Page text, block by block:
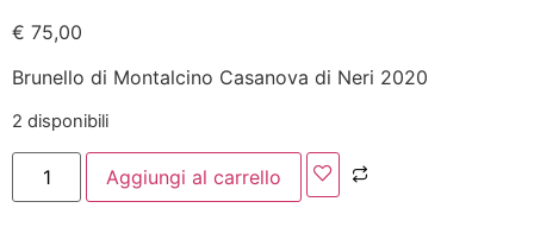
€ 75,00
Brunello di Montalcino Casanova di Neri 2020
2 disponibili
Aggiungi al carrello